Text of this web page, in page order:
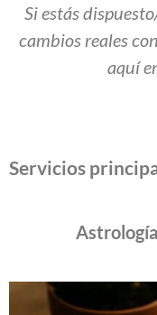
Si estás
cambios reales
aquí
Servicios